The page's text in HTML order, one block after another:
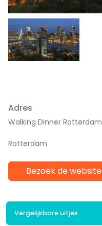
Adres
Walking Dinner Rotterdam
Rotterdam
Bezoek de website
Vergelijkbare uitjes